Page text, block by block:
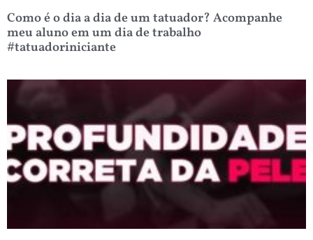
Como é o dia a dia de um tatuador? Acompanhe
meu aluno em um dia de trabalho
#tatuadoriniciante